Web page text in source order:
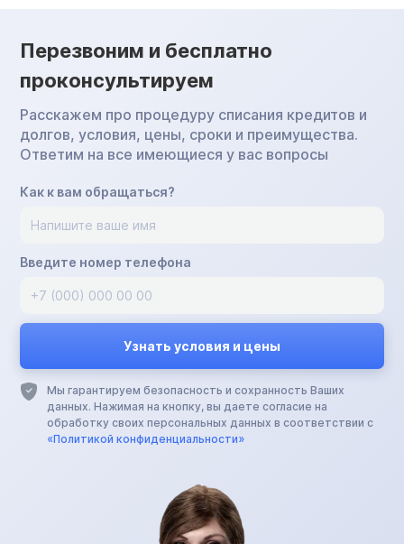
Перезвоним и бесплатно
проконсультируем
Расскажем про процедуру списания кредитов и
долгов, условия, цены, сроки и преимущества.
Ответим на все имеющиеся у вас вопросы
Как к вам обращаться?
Введите номер телефона
Мы гарантируем безопасность и сохранность Ваших
данных. Нажимая на кнопку, вы даете согласие на
обработку своих персональных данных в соответствии с
«Политикой конфиденциальности»